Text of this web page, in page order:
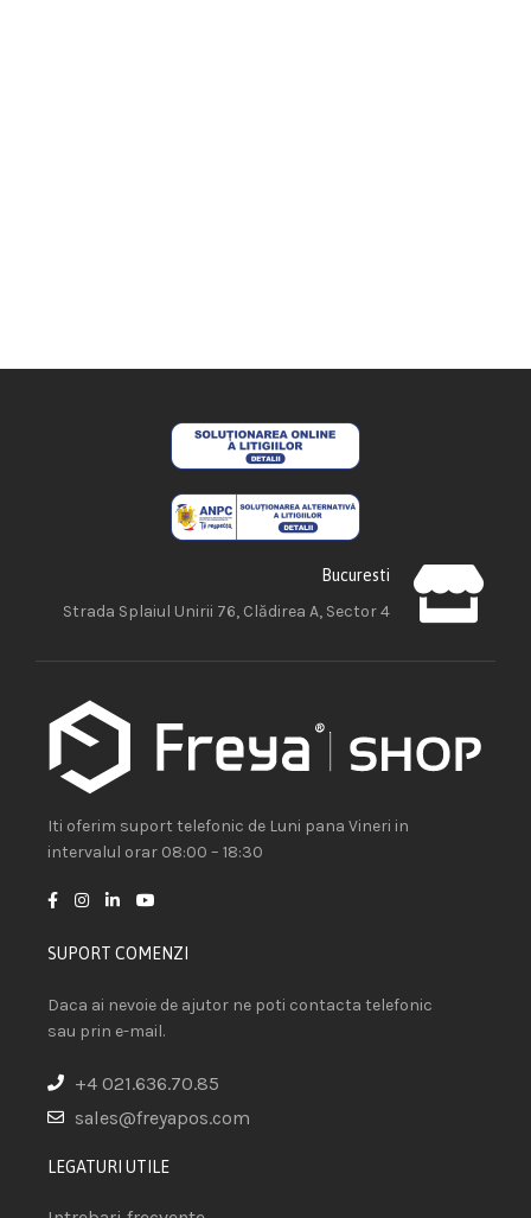
Bucuresti
Strada Splaiul Unirii 76, Clădirea A, Sector 4
Iti oferim suport telefonic de Luni pana Vineri in
intervalul orar 08:00 – 18:30
SUPORT COMENZI
Daca ai nevoie de ajutor ne poti contacta telefonic
sau prin e-mail.
+4 021.636.70.85
sales@freyapos.com
LEGATURI UTILE